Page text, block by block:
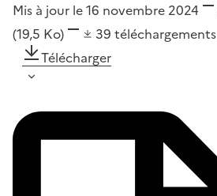
Mis à jour le 16 novembre 2024
(19,5 Ko)
39 téléchargements
Télécharger